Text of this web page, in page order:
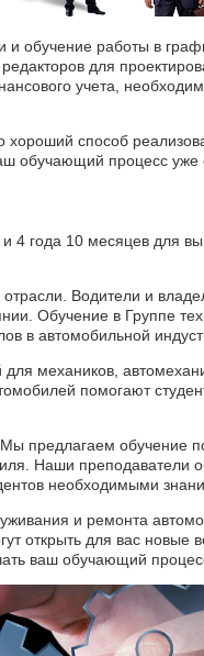
обучение работы в
для
учета,
способ
обучающий процесс уже
4 года 10 месяцев для
Водители и
Обучение в Группе
в автомобильной
механиков,
помогают
предлагаем обучение
Наши
необходимыми
и ремонта
открыть для вас новые
ваш обучающий